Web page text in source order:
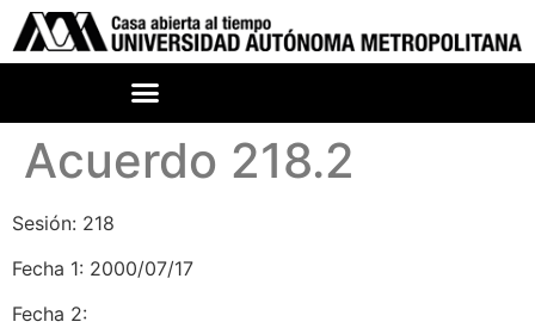
Acuerdo 218.2
Sesión: 218
Fecha 1: 2000/07/17
Fecha 2: